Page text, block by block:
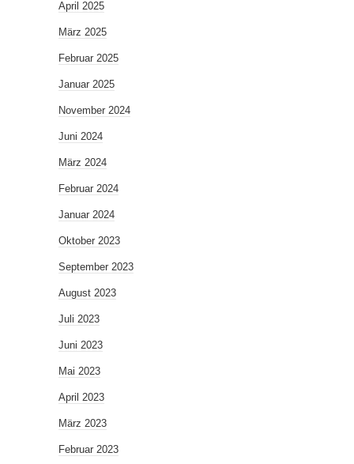
April 2025
März 2025
Februar 2025
Januar 2025
November 2024
Juni 2024
März 2024
Februar 2024
Januar 2024
Oktober 2023
September 2023
August 2023
Juli 2023
Juni 2023
Mai 2023
April 2023
März 2023
Februar 2023